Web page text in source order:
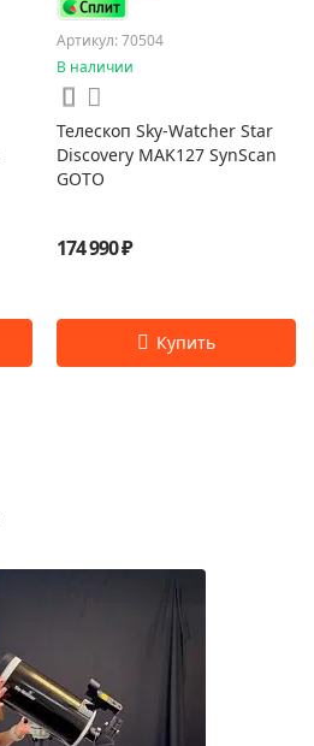
Артикул: 70504
В наличии
Телескоп Sky-Watcher Star
Discovery MAK127 SynScan
GOTO
174 990 ₽